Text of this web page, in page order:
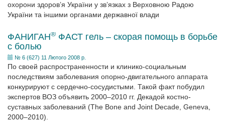
охорони здоров’я України у зв’язках з Верховною Радою
України та іншими органами державної влади
ФАНИГАН® ФАСТ гель – скорая помощь в борьбе
с болью
№ 6 (627) 11 Лютого 2008 р.
По своей распространенности и клинико-социальным
последствиям заболевания опорно-двигательного аппарата
конкурируют с сердечно-сосудистыми. Такой факт побудил
экспертов ВОЗ объявить 2000–2010 гг. Декадой костно-
суставных заболеваний (The Bone and Joint Decade, Geneva,
2000–2010).